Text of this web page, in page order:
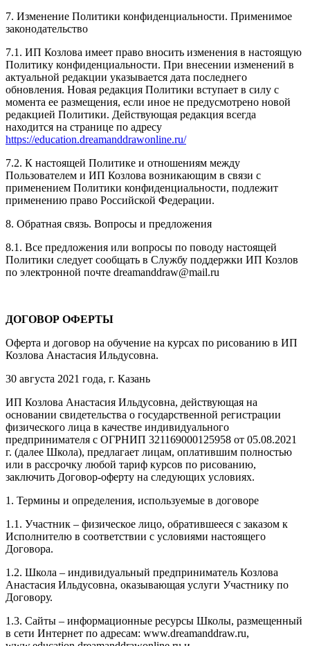
7. Изменение Политики конфиденциальности. Применимое
законодательство
7.1. ИП Козлова имеет право вносить изменения в настоящую
Политику конфиденциальности. При внесении изменений в
актуальной редакции указывается дата последнего
обновления. Новая редакция Политики вступает в силу с
момента ее размещения, если иное не предусмотрено новой
редакцией Политики. Действующая редакция всегда
находится на странице по адресу
https://education.dreamanddrawonline.ru/
7.2. К настоящей Политике и отношениям между
Пользователем и ИП Козлова возникающим в связи с
применением Политики конфиденциальности, подлежит
применению право Российской Федерации.
8. Обратная связь. Вопросы и предложения
8.1. Все предложения или вопросы по поводу настоящей
Политики следует сообщать в Службу поддержки ИП Козлов
по электронной почте dreamanddraw@mail.ru
ДОГОВОР ОФЕРТЫ
Оферта и договор на обучение на курсах по рисованию в ИП
Козлова Анастасия Ильдусовна.
30 августа 2021 года, г. Казань
ИП Козлова Анастасия Ильдусовна, действующая на
основании свидетельства о государственной регистрации
физического лица в качестве индивидуального
предпринимателя с ОГРНИП 321169000125958 от 05.08.2021
г. (далее Школа), предлагает лицам, оплатившим полностью
или в рассрочку любой тариф курсов по рисованию,
заключить Договор-оферту на следующих условиях.
1. Термины и определения, используемые в договоре
1.1. Участник – физическое лицо, обратившееся с заказом к
Исполнителю в соответствии с условиями настоящего
Договора.
1.2. Школа – индивидуальный предприниматель Козлова
Анастасия Ильдусовна, оказывающая услуги Участнику по
Договору.
1.3. Сайты – информационные ресурсы Школы, размещенный
в сети Интернет по адресам: www.dreamanddraw.ru,